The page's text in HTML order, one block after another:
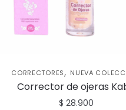
CORRECTORES, NUEVA
ROSTRO
Corrector de ojeras
$ 28.900